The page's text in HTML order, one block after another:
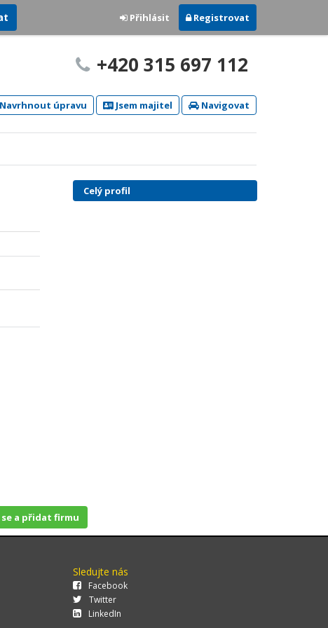
Přihlásit Registrovat
+420 315 697 112
Navrhnout úpravu Jsem majitel Navigovat
Celý profil
a přidat firmu
Sledujte nás
Facebook
Twitter
LinkedIn